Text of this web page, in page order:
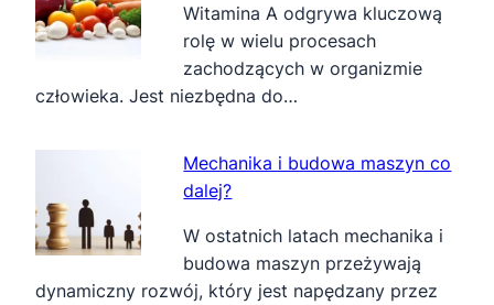
Witamina A odgrywa kluczową
rolę w wielu procesach
zachodzących w organizmie
człowieka. Jest niezbędna do…
Mechanika i budowa maszyn co
dalej?
W ostatnich latach mechanika i
budowa maszyn przeżywają
dynamiczny rozwój, który jest napędzany przez